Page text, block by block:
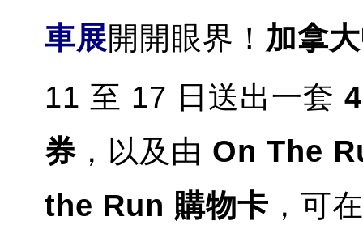
車展開開眼界！ 加拿
11 至 17 日送出一套
券 ，以及由 On The
the Run 購物卡 ，可